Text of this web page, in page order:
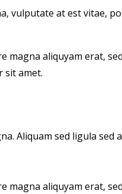
vulputate at est vitae,
aliquyam erat,
sit amet.
Aliquam sed ligula
aliquyam erat,